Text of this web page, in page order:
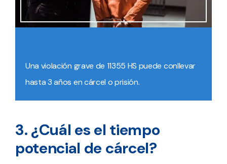
Una violación grave de 11355 HS puede conllevar
hasta 3 años en cárcel o prisión.
3. ¿Cuál es el tiempo
potencial de cárcel?